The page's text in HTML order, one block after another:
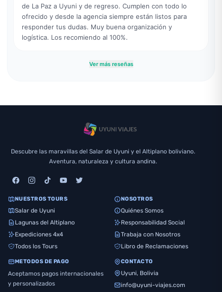
de La Paz a Uyuni y de regreso. Cumplen con todo lo
ofrecido y desde la agencia siempre están listos para
responder tus dudas. Muy buena organización y
logística. Los recomiendo al 100%.
Ver más reseñas
Descubre las maravillas del Salar de Uyuni y el Altiplano boliviano.
Aventura, naturaleza y cultura andina.
NUESTROS TOURS
Salar de Uyuni
Lagunas del Altiplano
Expediciones 4x4
Todos los Tours
NOSOTROS
Quiénes Somos
Responsabilidad Social
Trabaja con Nosotros
Libro de Reclamaciones
METODOS DE PAGO
Aceptamos pagos internacionales
y personalizados
CONTACTO
Uyuni, Bolivia
info@uyuni-viajes.com